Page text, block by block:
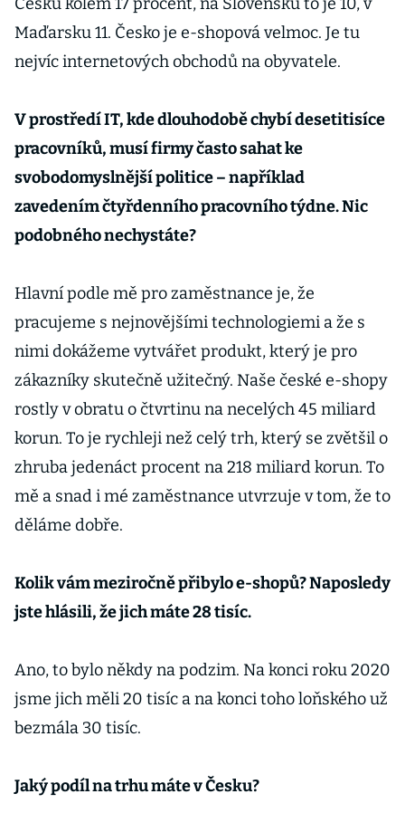
Maďarsku 11. Česko je e-shopová velmoc. Je tu
nejvíc internetových obchodů na obyvatele.
V prostředí IT, kde dlouhodobě chybí desetitisíce
pracovníků, musí firmy často sahat ke
svobodomyslnější politice – například
zavedením čtyřdenního pracovního týdne. Nic
podobného nechystáte?
Hlavní podle mě pro zaměstnance je, že
pracujeme s nejnovějšími technologiemi a že s
nimi dokážeme vytvářet produkt, který je pro
zákazníky skutečně užitečný. Naše české e-shopy
rostly v obratu o čtvrtinu na necelých 45 miliard
korun. To je rychleji než celý trh, který se zvětšil o
zhruba jedenáct procent na 218 miliard korun. To
mě a snad i mé zaměstnance utvrzuje v tom, že to
děláme dobře.
Kolik vám meziročně přibylo e-shopů? Naposledy
jste hlásili, že jich máte 28 tisíc.
Ano, to bylo někdy na podzim. Na konci roku 2020
jsme jich měli 20 tisíc a na konci toho loňského už
bezmála 30 tisíc.
Jaký podíl na trhu máte v Česku?